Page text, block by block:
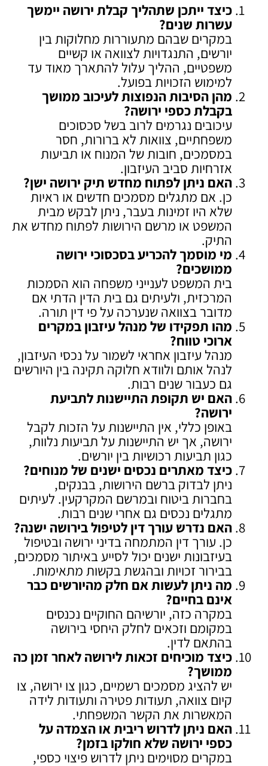
כיצד ייתכן שתהליך קבלת ירושה יימשך
עשרות שנים?
במקרים שבהם מתעוררות מחלוקות בין
יורשים, התנגדויות לצוואה או קשיים
משפטיים, ההליך עלול להתארך מאוד עד
למימוש הזכויות בפועל.
מהן הסיבות הנפוצות לעיכוב ממושך
בקבלת כספי ירושה?
עיכובים נגרמים לרוב בשל סכסוכים
משפחתיים, צוואות לא ברורות, חסר
במסמכים, חובות של המנוח או תביעות
אזרחיות סביב העיזבון.
האם ניתן לפתוח מחדש תיק ירושה ישן?
כן. אם מתגלים מסמכים חדשים או ראיות
שלא היו זמינות בעבר, ניתן לבקש מבית
המשפט או מרשם הירושות לפתוח מחדש את
התיק.
מי מוסמך להכריע בסכסוכי ירושה
ממושכים?
בית המשפט לענייני משפחה הוא הסמכות
המרכזית, ולעיתים גם בית הדין הדתי אם
מדובר בצוואה שנערכה על פי דין תורה.
מהו תפקידו של מנהל עיזבון במקרים
ארוכי טווח?
מנהל עיזבון אחראי לשמור על נכסי העיזבון,
לנהל אותם ולוודא חלוקה תקינה בין היורשים
גם כעבור שנים רבות.
האם יש תקופת התיישנות לתביעת
ירושה?
באופן כללי, אין התיישנות על הזכות לקבל
ירושה, אך יש התיישנות על תביעות נלוות,
כגון תביעות רכושיות בין יורשים.
כיצד מאתרים נכסים ישנים של מנוחים?
ניתן לבדוק ברשם הירושות, בבנקים,
בחברות ביטוח ובמרשם המקרקעין. לעיתים
מתגלים נכסים גם אחרי שנים רבות.
האם נדרש עורך דין לטיפול בירושה ישנה?
כן. עורך דין המתמחה בדיני ירושה ובטיפול
בעיזבונות ישנים יכול לסייע באיתור מסמכים,
בבירור זכויות ובהגשת בקשות מתאימות.
מה ניתן לעשות אם חלק מהיורשים כבר
אינם בחיים?
במקרה כזה, יורשיהם החוקיים נכנסים
במקומם וזכאים לחלק היחסי בירושה
בהתאם לדין.
כיצד מוכיחים זכאות לירושה לאחר זמן כה
ממושך?
יש להציג מסמכים רשמיים, כגון צו ירושה, צו
קיום צוואה, תעודות פטירה ותעודות לידה
המאשרות את הקשר המשפחתי.
האם ניתן לדרוש ריבית או הצמדה על
כספי ירושה שלא חולקו בזמן?
במקרים מסוימים ניתן לדרוש פיצוי כספי,